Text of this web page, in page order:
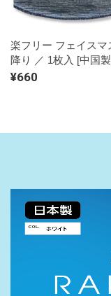
楽フリー フェイスマ
降り ／ 1枚入 [中国
¥660